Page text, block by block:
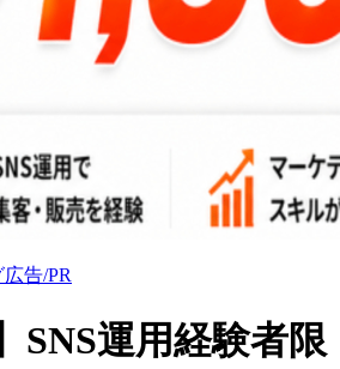
広告/PR
SNS運用経験者限